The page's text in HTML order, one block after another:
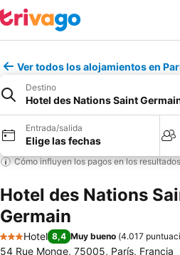
Ver todos los alojamientos en
Destino
Hotel des Nations Saint
Entrada/salida
Elige las fechas
Cómo influyen los pagos en los resultados
Hotel des Nations
Germain
3 Estrellas
Hotel 8,4 Muy bueno (4.017
54 Rue Monge, 75005, París, Francia